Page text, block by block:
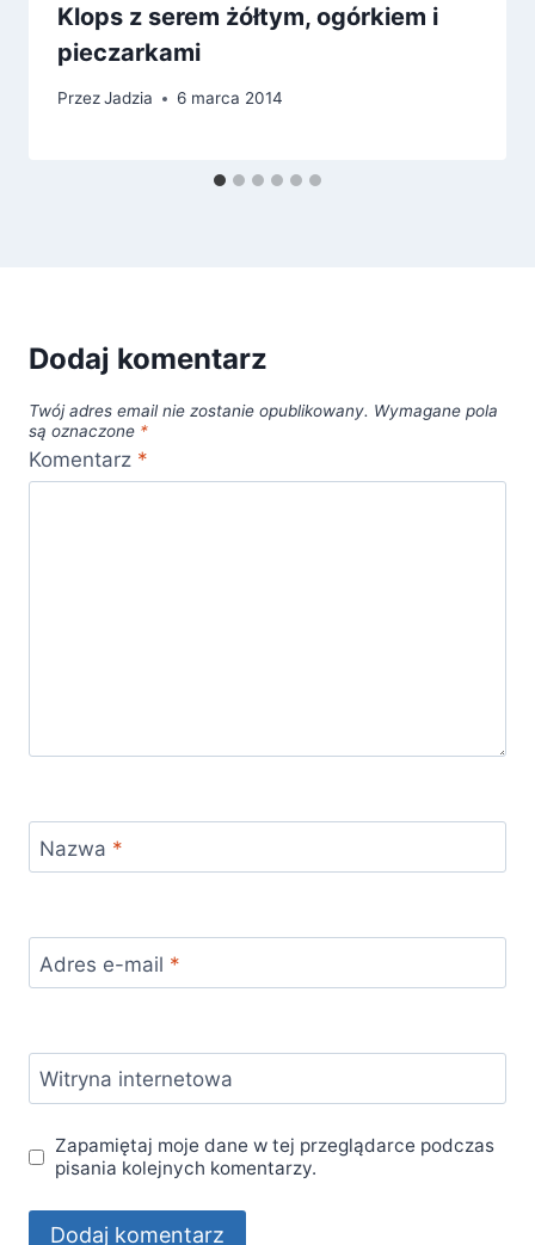
Klops z serem żółtym, ogórkiem i
pieczarkami
PrzezJadzia 6 marca 2014
Dodaj komentarz
Twój adres email nie zostanie opublikowany. Wymagane pola
są oznaczone *
Komentarz *
Nazwa *
Adres e-mail *
Witryna internetowa
Zapamiętaj moje dane w tej przeglądarce podczas
pisania kolejnych komentarzy.